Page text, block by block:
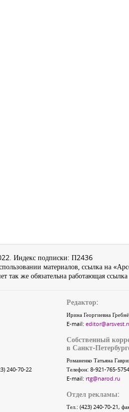
Индекс подписки: П2436
материалов, ссылка на
так же обязательна работающая
240-70-22
Редактор:
Ирина Георгиевна
E-mail:
Собственный
в Санкт-
Романенко Татьяна
Телефон: 8-921-765-
E-mail: rtg@narod.ru
Отдел рекламы:
Тел.: (423) 240-70-21,